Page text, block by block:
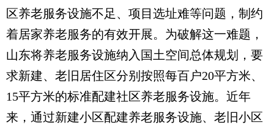
区养老服务设施不足、项目选址难等问题，制约
着居家养老服务的有效开展。为破解这一难题，
山东将养老服务设施纳入国土空间总体规划，要
求新建、老旧居住区分别按照每百户20平方米、
15平方米的标准配建社区养老服务设施。近年
来，通过新建小区配建养老服务设施、老旧小区